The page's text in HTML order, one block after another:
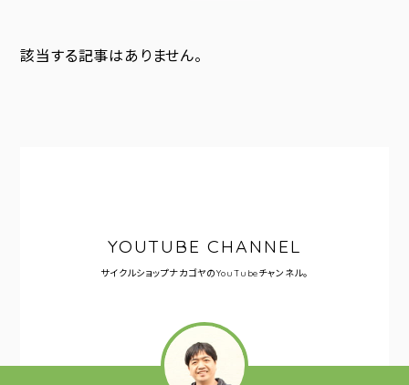
該当する記事はありません。
YOUTUBE CHANNEL
サイクルショップナカゴヤのYouTubeチャンネル。